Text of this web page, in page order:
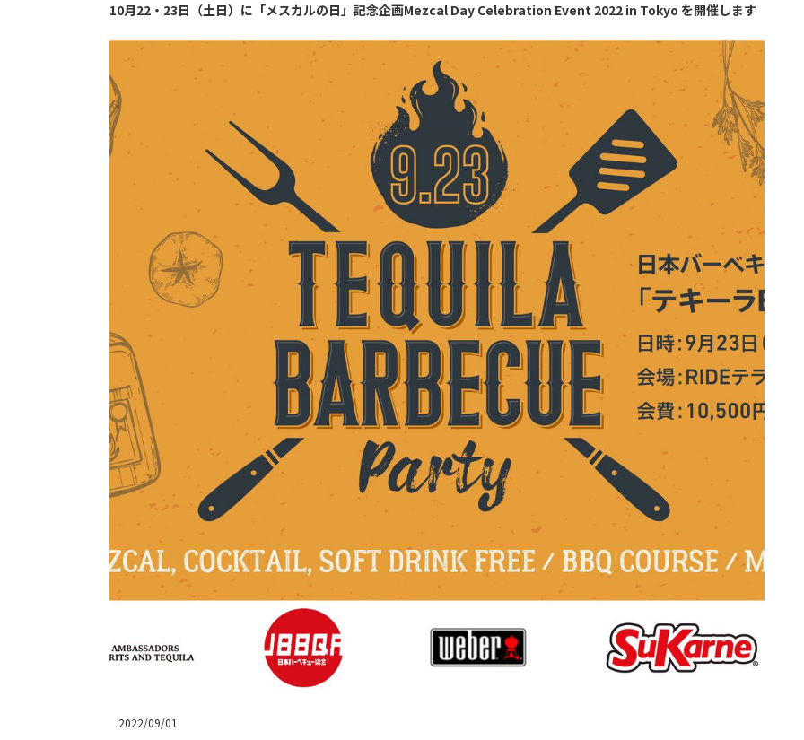
10月22・23日（土日）に「メスカルの日」記念企画Mezcal Day Celebration Event 2022 in Tokyo を開催します
2022/09/01